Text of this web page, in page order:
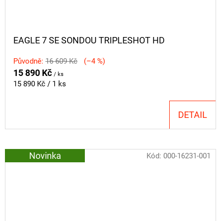
EAGLE 7 SE SONDOU TRIPLESHOT HD
Původně: 16 609 Kč (–4 %)
15 890 Kč / ks
Měrná
15 890 Kč / 1 ks
DETAIL
Novinka Kód: 000-16231-001